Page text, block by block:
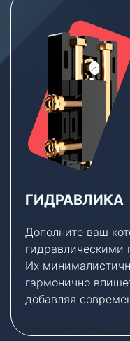
ГИДРАВЛИКА
Дополните ваш
гидравлическими
Их
гармонично
добавляя